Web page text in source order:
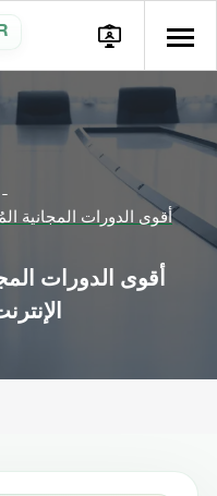
أقوى الدورات المجانية
أقوى الدورات